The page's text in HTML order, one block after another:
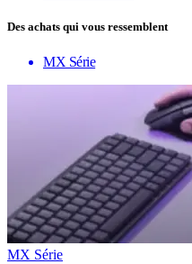
Des achats qui vous ressemblent
MX Série
MX Série